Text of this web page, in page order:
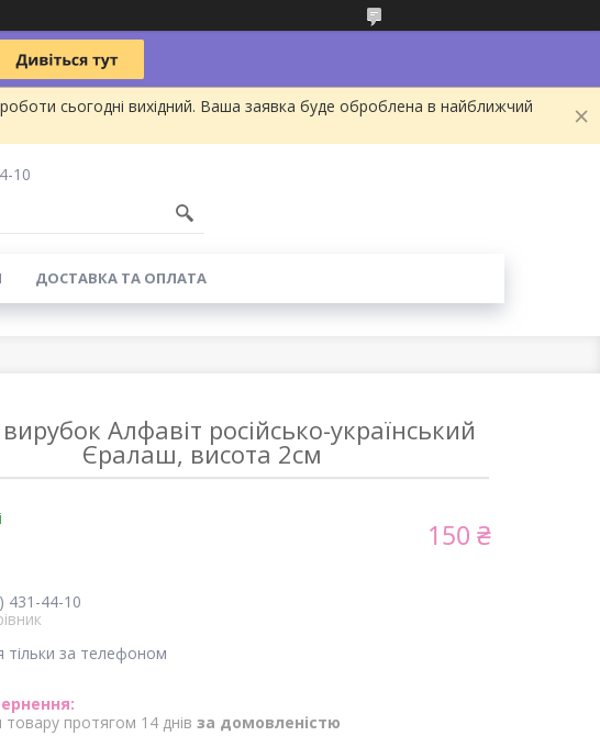
сьогодні вихідний. Ваша заявка буде оброблена в найближчий
10
ДОСТАВКА ТА ОПЛАТА
Алфавіт російсько-український
Єралаш, висота 2см
150 ₴
431-44-10
тільки за телефоном
протягом 14 днів за домовленістю